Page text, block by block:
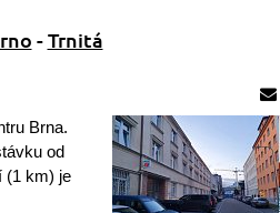
-Trnitá
Brna.
od
(1 km) je